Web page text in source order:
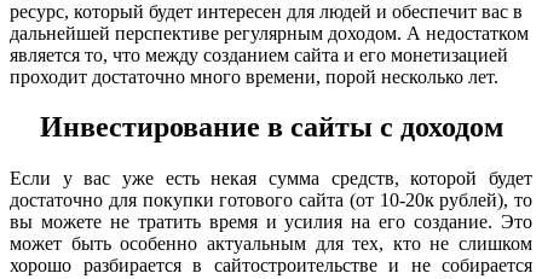
ресурс, который будет интересен для людей и обеспечит вас в
дальнейшей перспективе регулярным доходом. А недостатком
является то, что между созданием сайта и его монетизацией
проходит достаточно много времени, порой несколько лет.
Инвестирование в сайты с доходом
Если у вас уже есть некая сумма средств, которой будет
достаточно для покупки готового сайта (от 10-20к рублей), то
вы можете не тратить время и усилия на его создание. Это
может быть особенно актуальным для тех, кто не слишком
хорошо разбирается в сайтостроительстве и не собирается